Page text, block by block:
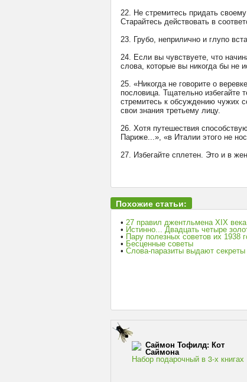
22. Не стремитесь придать
Старайтесь действовать в
23. Грубо, неприлично и глупо
24. Если вы чувствуете, что
слова, которые вы никогда бы не
25. «Никогда не говорите о
пословица. Тщательно
стремитесь к обсуждению чужих
свои знания третьему лицу.
26. Хотя путешествия
Париже...», «в Италии этого не
27. Избегайте сплетен. Это и в
Похожие статьи:
• 27 правил джентльмена XIX века
• Истинно... Двадцать четыре
• Пару полезных советов их 1938
• Бесценные советы
• Слова-паразиты выдают
Саймон Тофилд: Кот
Саймона
Набор подарочный в 3-х книгах